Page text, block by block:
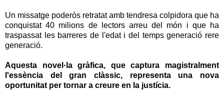
Un missatge poderós retratat amb tendresa colpidora que ha
conquistat 40 milions de lectors arreu del món i que ha
traspassat les barreres de l'edat i del temps generació rere
generació.
Aquesta novel·la gràfica, que captura magistralment
l'essència del gran clàssic, representa una nova
oportunitat per tornar a creure en la justícia.